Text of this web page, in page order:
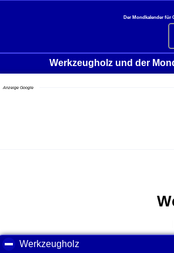
Der Mondkalender für
Werkzeugholz und der
Anzeige Google
Werkzeugholz